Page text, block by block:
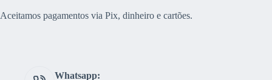
Aceitamos pagamentos via Pix, dinheiro e cartões.
Whatsapp: